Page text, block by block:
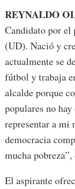
REYNALDO
Candidato por
(UD). Nació y
actualmente se
fútbol y trabaja
alcalde porque
populares no
representar a mi
democracia
mucha
El aspirante